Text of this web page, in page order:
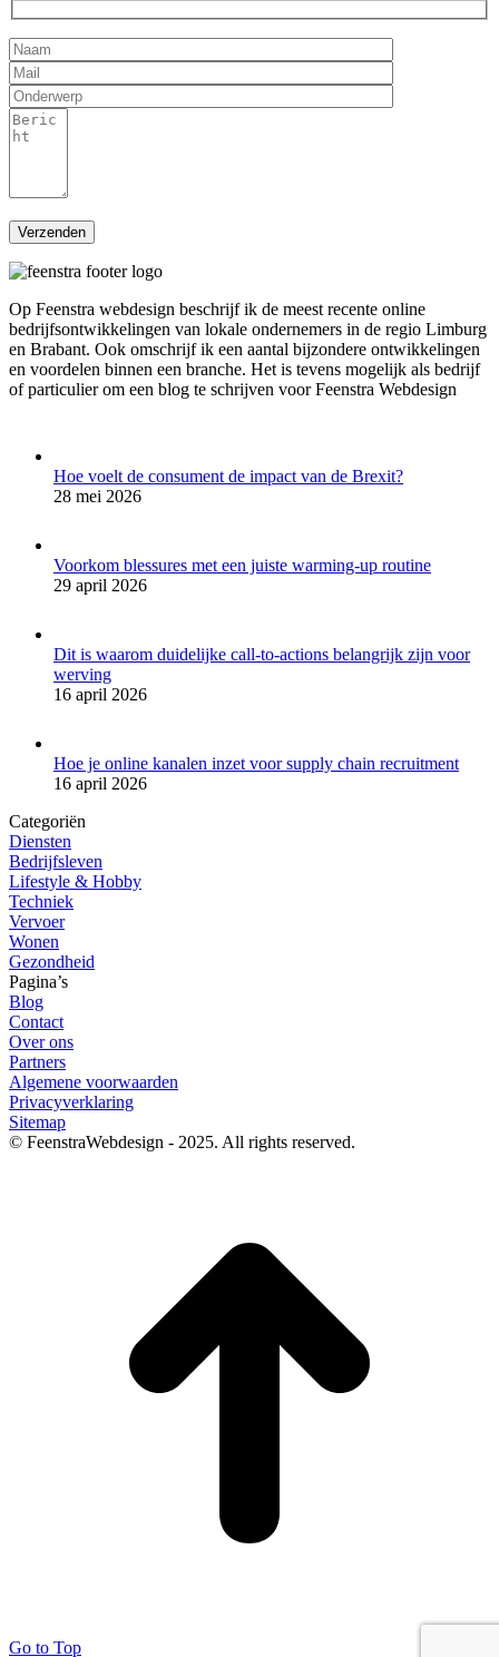
Op Feenstra webdesign beschrijf ik de meest recente online
bedrijfsontwikkelingen van lokale ondernemers in de regio Limburg
en Brabant. Ook omschrijf ik een aantal bijzondere ontwikkelingen
en voordelen binnen een branche. Het is tevens mogelijk als bedrijf
of particulier om een blog te schrijven voor Feenstra Webdesign
Hoe voelt de consument de impact van de Brexit?
28 mei 2026
Voorkom blessures met een juiste warming-up routine
29 april 2026
Dit is waarom duidelijke call-to-actions belangrijk zijn voor
werving
16 april 2026
Hoe je online kanalen inzet voor supply chain recruitment
16 april 2026
Categoriën
Diensten
Bedrijfsleven
Lifestyle & Hobby
Techniek
Vervoer
Wonen
Gezondheid
Pagina’s
Blog
Contact
Over ons
Partners
Algemene voorwaarden
Privacyverklaring
Sitemap
© FeenstraWebdesign - 2025. All rights reserved.
Go to Top